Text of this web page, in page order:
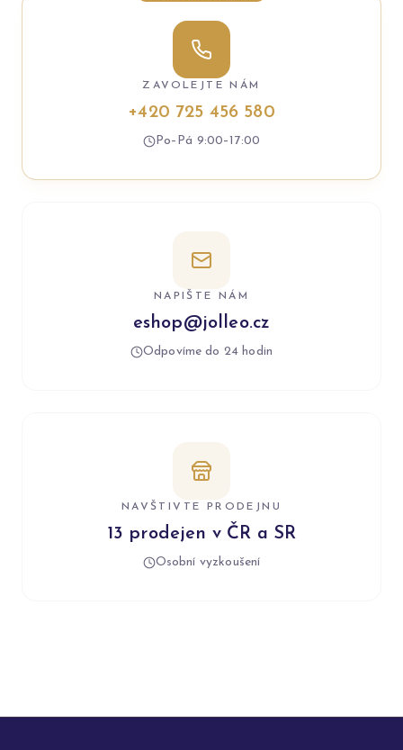
ZAVOLEJTE NÁM
+420 725 456 580
Po–Pá 9:00–17:00
NAPIŠTE NÁM
eshop@jolleo.cz
Odpovíme do 24 hodin
NAVŠTIVTE PRODEJNU
13 prodejen v ČR a SR
Osobní vyzkoušení